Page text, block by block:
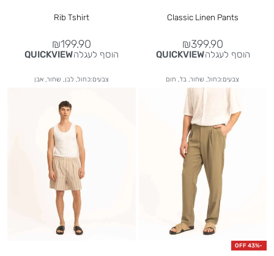
Classic Linen Pants
₪399.90
הוסף לעגלהQUICKVIEW
צבעים:כחול, שחור, בז', חום
Rib Tshirt
₪199.90
הוסף לעגלהQUICKVIEW
צבעים:כחול, לבן, שחור, אבן
-43% OFF